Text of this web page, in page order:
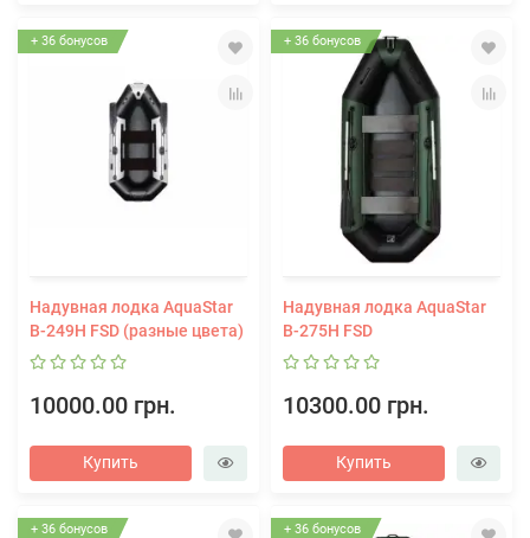
+ 36 бонусов
Надувная лодка AquaStar
В-249H FSD (разные цвета)
10000.00 грн.
Купить
+ 36 бонусов
Надувная лодка AquaStar
В-275H FSD
10300.00 грн.
Купить
+ 36 бонусов + 36 бонусов